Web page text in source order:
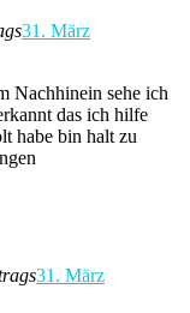
31. März
Nachhinein sehe ich
das ich hilfe
habe bin halt zu
31. März